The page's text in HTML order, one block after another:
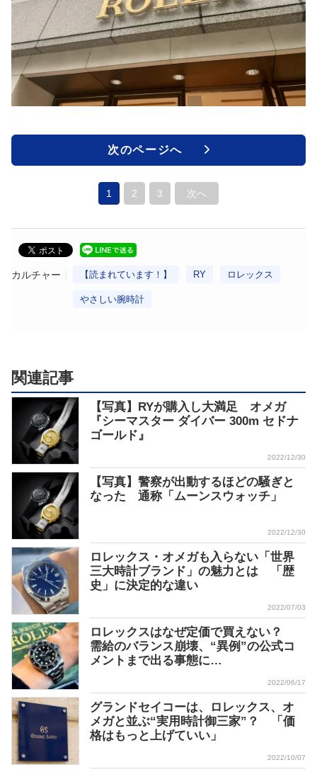
次のページへ
1 2 3 次へ
カルチャー 【読まれています！】 RY ロレックス
やさしい腕時計
関連記事
【写真】RYが購入し大満足 オメガ
『シーマスター ダイバー 300m セドナ
ゴールド』
2022/12/30
【写真】警察が出動するほどの騒ぎと
なった 通称「ムーンスウォッチ」
2022/12/30
ロレックス・オメガも入らない「世界
三大時計ブランド」の魅力とは 「歴
史」に決定的な違い
2022/07/03
ロレックスはなぜ定価で買えない？
需給のバランス崩壊、“異例”の公式コ
メントまで出る事態に…
2022/06/17
グランドセイコーは、ロレックス、オ
メガと並ぶ“実用時計御三家”？ 「価
格はもっと上げていい」
2022/10/07